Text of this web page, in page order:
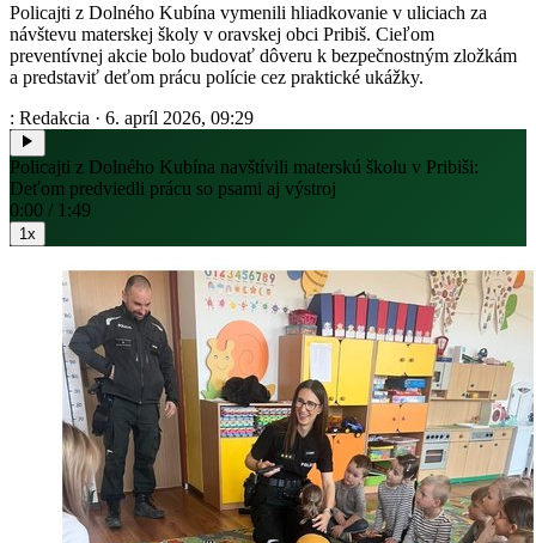
Policajti z Dolného Kubína vymenili hliadkovanie v uliciach za
návštevu materskej školy v oravskej obci Pribiš. Cieľom
preventívnej akcie bolo budovať dôveru k bezpečnostným zložkám
a predstaviť deťom prácu polície cez praktické ukážky.
: Redakcia · 6. apríl 2026, 09:29
Policajti z Dolného Kubína navštívili materskú školu v Pribiši:
Deťom predviedli prácu so psami aj výstroj
0:00 / 1:49
1x